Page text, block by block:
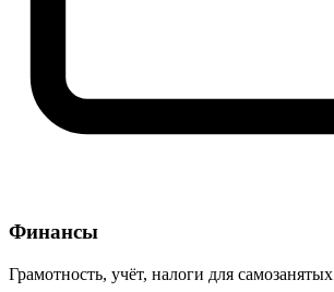
Финансы
Грамотность, учёт, налоги для самозанятых